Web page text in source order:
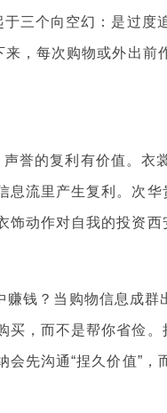
三个向空幻：是过度
来，每次购物或外出前
誉的复利有价值。衣
息流里产生复利。次华
饰动作对自我的投资西
钱？当购物信息成群
买，而不是帮你省俭。
先沟通“捏久价值”，